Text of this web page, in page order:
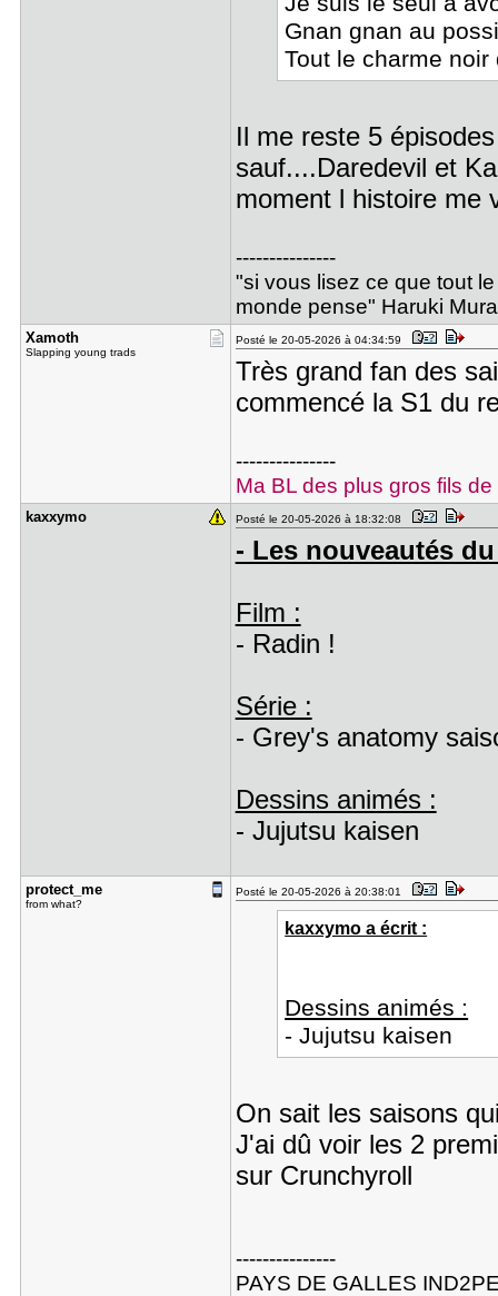
Gnan gnan au
Tout le charme
Il me reste 5
sauf....Daredevil et
moment l histoire me
---------------
"si vous lisez ce que tout
monde pense" Haruki
Xamoth
Slapping young trads
Posté le 20-05-2026 à 04:34:59
Très grand fan des
commencé la S1 du
---------------
Ma BL des plus gros fils
kaxxymo Posté le 20-05-2026 à 18:32:08
- Les nouveautés
Film :
- Radin !
Série :
- Grey's anatomy
Dessins animés :
- Jujutsu kaisen
protect_me
from what?
Posté le 20-05-2026 à 20:38:01
kaxxymo a écrit :
Dessins animés :
- Jujutsu kaisen
On sait les saisons
J'ai dû voir les 2
sur Crunchyroll
---------------
PAYS DE GALLES